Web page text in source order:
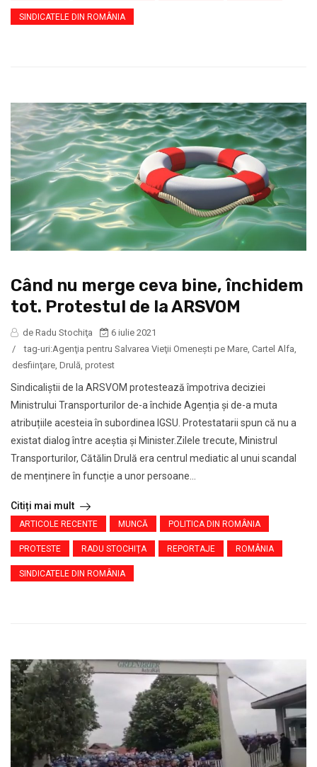
SINDICATELE DIN ROMÂNIA
Când nu merge ceva bine, închidem
tot. Protestul de la ARSVOM
de Radu Stochiţa
6 iulie 2021
/
tag-uri:Agenţia pentru Salvarea Vieţii Omeneşti pe Mare, Cartel Alfa,
desfiinţare, Drulă, protest
Sindicaliștii de la ARSVOM protestează împotriva deciziei
Ministrului Transporturilor de-a închide Agenția și de-a muta
atribuțiile acesteia în subordinea IGSU. Protestatarii spun că nu a
existat dialog între aceștia și Minister.Zilele trecute, Ministrul
Transporturilor, Cătălin Drulă era centrul mediatic al unui scandal
de menținere în funcție a unor persoane...
Citiți mai mult
ARTICOLE RECENTE MUNCĂ POLITICA DIN ROMÂNIA
PROTESTE RADU STOCHIŢA REPORTAJE ROMÂNIA
SINDICATELE DIN ROMÂNIA